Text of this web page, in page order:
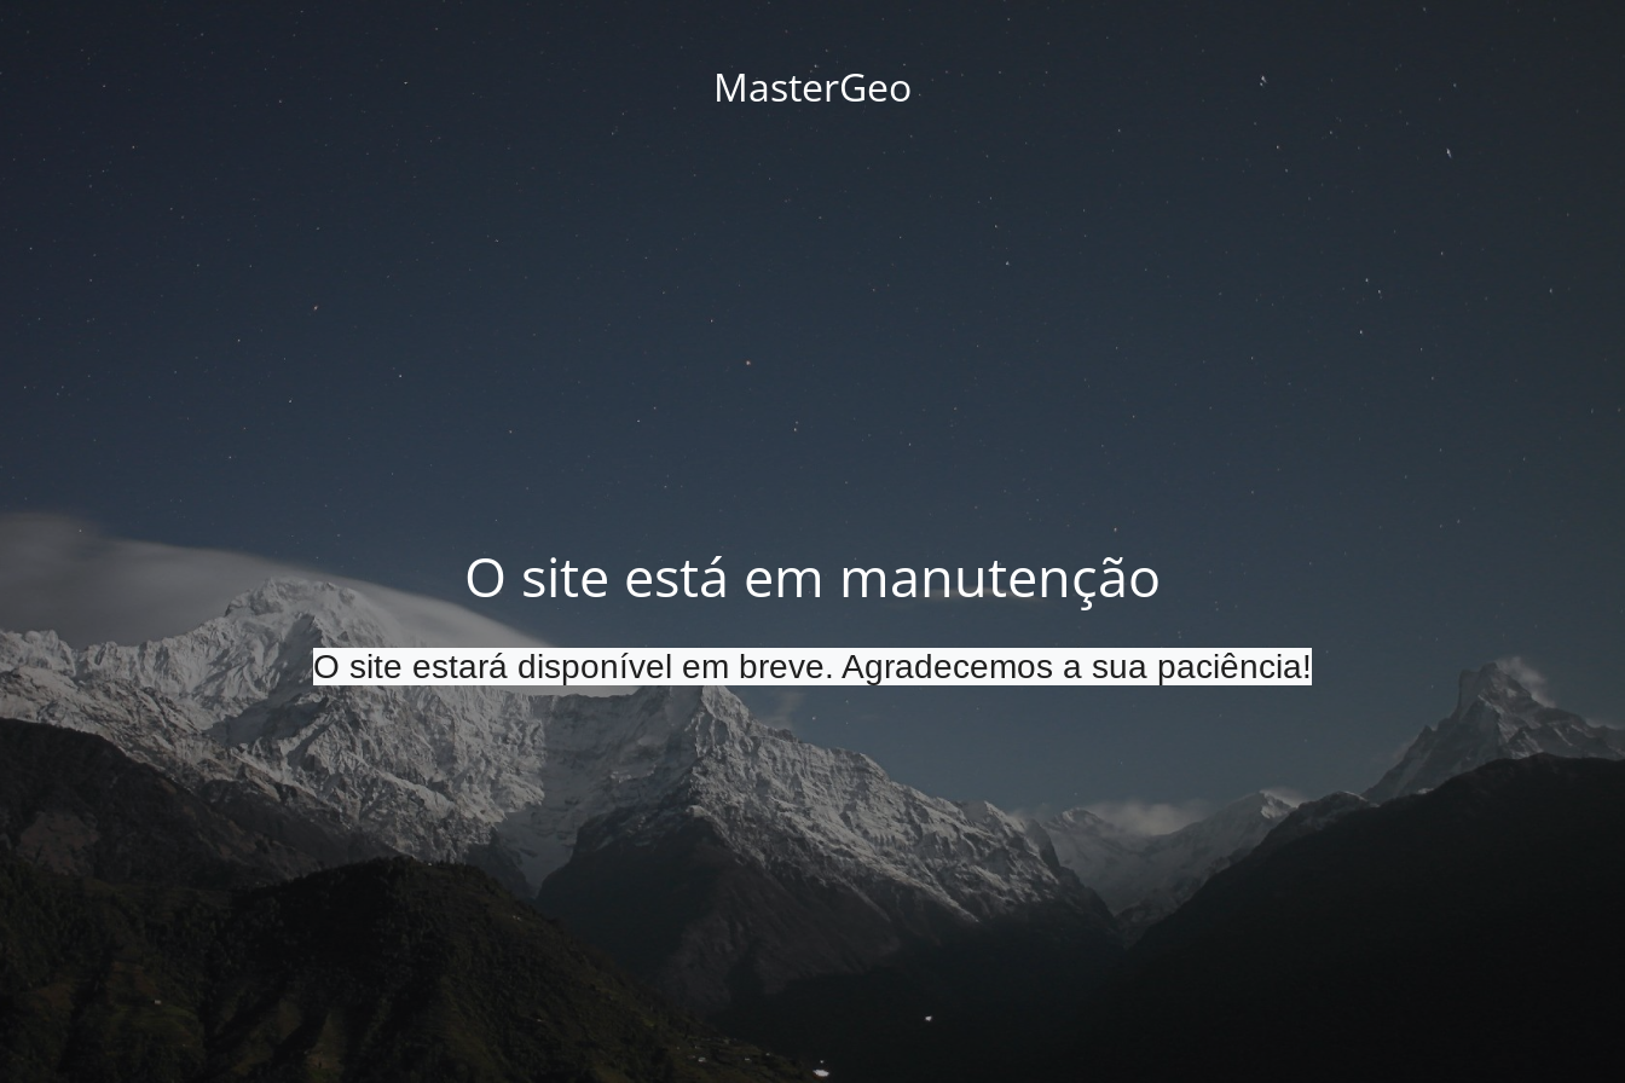
MasterGeo
O site está em manutenção
O site estará disponível em breve. Agradecemos a sua paciência!